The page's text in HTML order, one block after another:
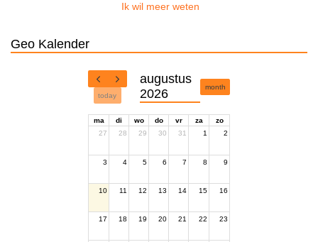
Ik wil meer weten
Geo Kalender
today
augustus
2026
month
ma di wo do vr za
zo
27
28 29 30 31 1 2
3 4 5 6 7 8 9
10 11 12 13 14 15 16
17 18 19 20 21 22 23